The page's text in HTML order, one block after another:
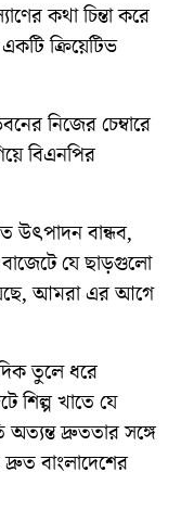
কথা চিন্তা করে
ক্রিয়েটিভ
নিজের চেম্বারে
বিএনপির
উৎপাদন বান্ধব,
বাজেটে যে ছাড়গুলো
আমরা এর আগে
দিক তুলে ধরে
শিল্প খাতে যে
অত্যন্ত দ্রুততার সঙ্গে
বাংলাদেশের